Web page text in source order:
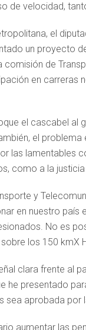
de velocidad,
el
un proyecto
de
en carreras
el cascabel al
el problema
las lamentables
como a la justicia
y
en nuestro
No es
los 150 kmX
clara frente al
he presentado
aprobada por
aumentar las